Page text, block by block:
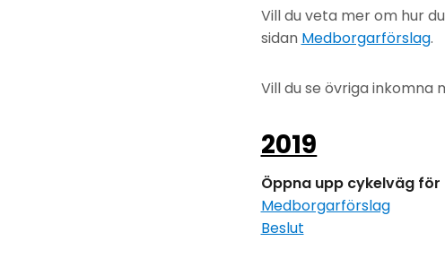
Vill du veta mer om hur
sidan Medborgarförslag.
Vill du se övriga
2019
Öppna upp cykelväg för
Medborgarförslag
Beslut